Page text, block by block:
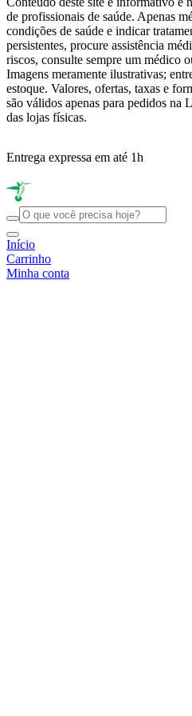
de profissionais de saúde. Apenas
condições de saúde e indicar
persistentes, procure assistência
riscos, consulte sempre um médico
Imagens meramente ilustrativas;
estoque. Valores, ofertas, taxas e
são válidos apenas para pedidos
das lojas físicas.
Entrega expressa em até 1h
Início
Carrinho
Minha conta